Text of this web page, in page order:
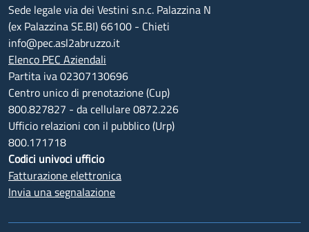
Sede legale via dei Vestini s.n.c. Palazzina N
(ex Palazzina SE.BI) 66100 - Chieti
info@pec.asl2abruzzo.it
Elenco PEC Aziendali
Partita iva 02307130696
Centro unico di prenotazione (Cup)
800.827827 - da cellulare 0872.226
Ufficio relazioni con il pubblico (Urp)
800.171718
Codici univoci ufficio
Fatturazione elettronica
Invia una segnalazione